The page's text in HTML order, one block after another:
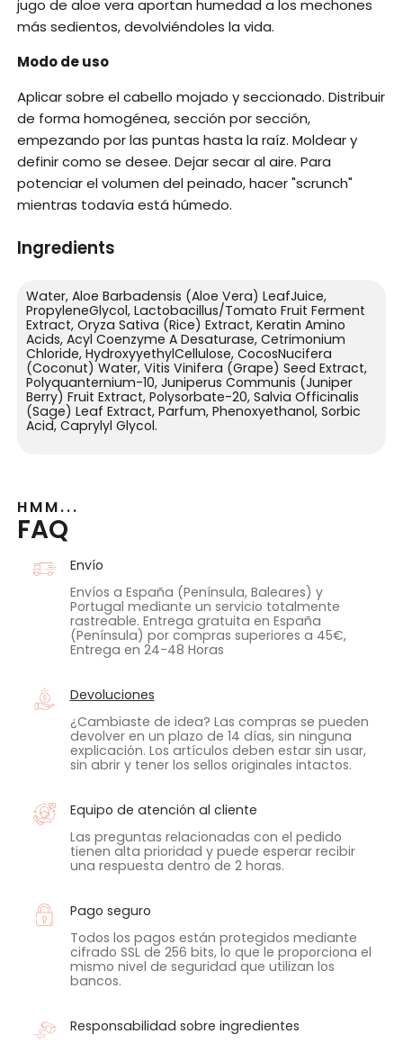
jugo de aloe vera aportan humedad a los mechones
más sedientos, devolviéndoles la vida.
Modo de uso
Aplicar sobre el cabello mojado y seccionado. Distribuir
de forma homogénea, sección por sección,
empezando por las puntas hasta la raíz. Moldear y
definir como se desee. Dejar secar al aire. Para
potenciar el volumen del peinado, hacer "scrunch"
mientras todavía está húmedo.
Ingredients
Water, Aloe Barbadensis (Aloe Vera) LeafJuice,
PropyleneGlycol, Lactobacillus/Tomato Fruit Ferment
Extract, Oryza Sativa (Rice) Extract, Keratin Amino
Acids, Acyl Coenzyme A Desaturase, Cetrimonium
Chloride, HydroxyyethylCellulose, CocosNucifera
(Coconut) Water, Vitis Vinifera (Grape) Seed Extract,
Polyquanternium-10, Juniperus Communis (Juniper
Berry) Fruit Extract, Polysorbate-20, Salvia Officinalis
(Sage) Leaf Extract, Parfum, Phenoxyethanol, Sorbic
Acid, Caprylyl Glycol.
HMM...
FAQ
Envío
Envíos a España (Península, Baleares) y
Portugal mediante un servicio totalmente
rastreable. Entrega gratuita en España
(Península) por compras superiores a 45€,
Entrega en 24-48 Horas
Devoluciones
¿Cambiaste de idea? Las compras se pueden
devolver en un plazo de 14 días, sin ninguna
explicación. Los artículos deben estar sin usar,
sin abrir y tener los sellos originales intactos.
Equipo de atención al cliente
Las preguntas relacionadas con el pedido
tienen alta prioridad y puede esperar recibir
una respuesta dentro de 2 horas.
Pago seguro
Todos los pagos están protegidos mediante
cifrado SSL de 256 bits, lo que le proporciona el
mismo nivel de seguridad que utilizan los
bancos.
Responsabilidad sobre ingredientes